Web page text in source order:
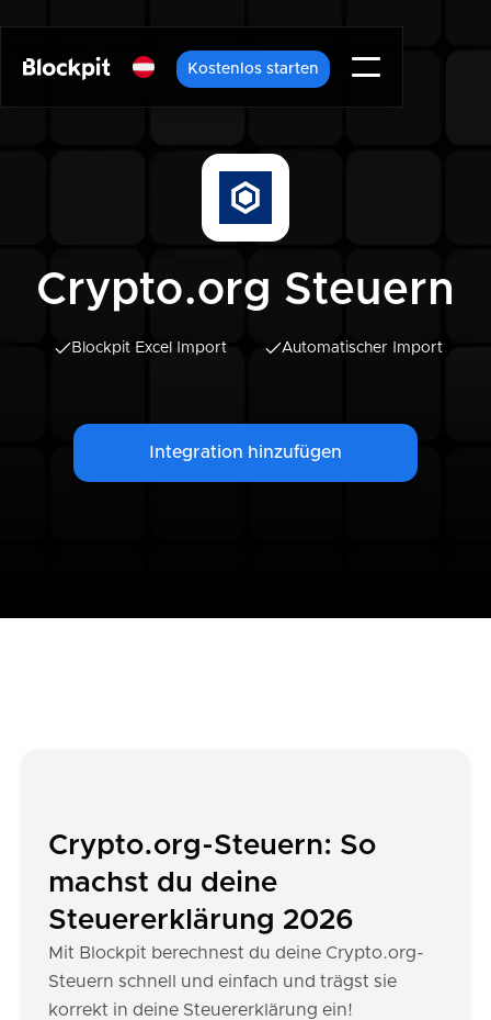
Kostenlos starten
Crypto.org Steuern
Blockpit Excel Import Automatischer Import
Integration hinzufügen
Crypto.org-Steuern: So
machst du deine
Steuererklärung 2026
Mit Blockpit berechnest du deine Crypto.org-
Steuern schnell und einfach und trägst sie
korrekt in deine Steuererklärung ein!